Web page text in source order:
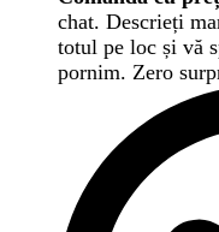
chat. Descrieți
totul pe loc și vă
pornim. Zero